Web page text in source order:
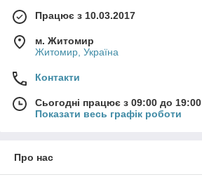
Працює з 10.03.2017
м. Житомир
Житомир, Україна
Контакти
Сьогодні працює з 09:00 до 19:00
Показати весь графік роботи
Про нас